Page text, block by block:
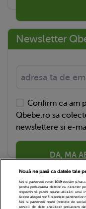
Newsletter
Confirm ca am
Qbebe.ro sa
newslettere si e-
DA, MA
Nouă ne pasă ca datele tale
Noi și partenerii noștri 1019stocăm și/sau
pentru prelucrarea datelor cu caracter
respectiv vă puteți opune utilizării unui
Aceste alegeri vor fi raportate partenerilor
Noi si partenerii nostri (retelele de
servicii de date analitice) prelucram